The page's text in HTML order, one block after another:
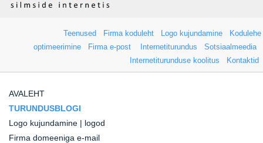
Teenused Firma koduleht Logo kujundamine
Kodulehe
optimeerimine
Firma e-post Internetiturundus
Sotsiaalmeedia
Internetiturunduse koolitus
Kontaktid
AVALEHT
TURUNDUSBLOGI
Logo kujundamine | logod
Firma domeeniga e-mail